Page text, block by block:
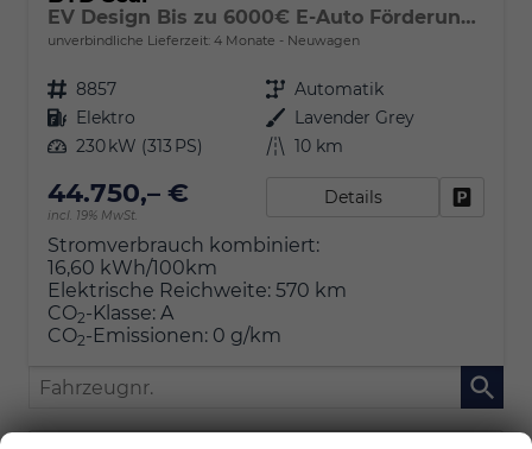
EV Design Bis zu 6000€ E-Auto Förderung zusätzlich!
unverbindliche Lieferzeit: 4 Monate Neuwagen
Fahrzeugnr. 8857 Getriebe Automatik
Kraftstoff Elektro Außenfarbe Lavender Grey
Leistung 230 kW (313 PS) Kilometerstand 10 km
44.750,– €
incl. 19% MwSt.
Details
Stromverbrauch kombiniert:
16,60 kWh/100km
Elektrische Reichweite: 570 km
CO2-Klasse: A
CO2-Emissionen: 0 g/km
Fahrzeugnr.